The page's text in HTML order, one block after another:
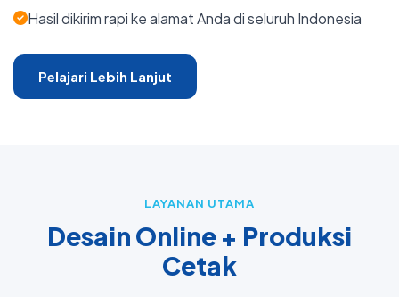
Hasil dikirim rapi ke alamat Anda di seluruh Indonesia
Pelajari Lebih Lanjut
LAYANAN UTAMA
Desain Online + Produksi
Cetak